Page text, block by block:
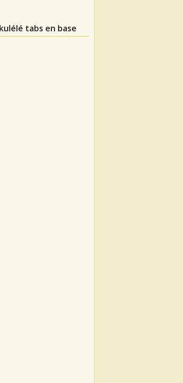
tabs en base